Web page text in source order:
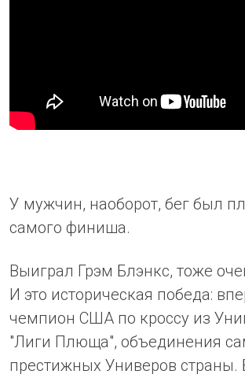
У мужчин, наоборот, бег был
самого финиша.
Выиграл Грэм Блэнкс, тоже
И это историческая победа:
чемпион США по кроссу из
"Лиги Плюща", объединения
престижных Универов страны.